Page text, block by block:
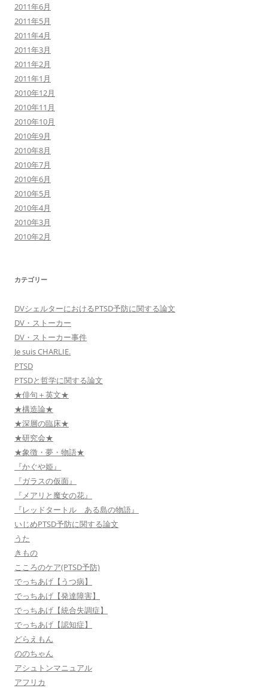
2011年6月
2011年5月
2011年4月
2011年3月
2011年2月
2011年1月
2010年12月
2010年11月
2010年10月
2010年9月
2010年8月
2010年7月
2010年6月
2010年5月
2010年4月
2010年3月
2010年2月
カテゴリー
DVシェルターにおけるPTSD予防に関する論文
DV・ストーカー
DV・ストーカー事件
Je suis CHARLIE.
PTSD
PTSDと哲学に関する論文
★俳句＋英文★
★構造論★
★深層の臨床★
★研究会★
★象徴・夢・物語★
『かぐや姫』
『ガラスの仮面』
『メアリと魔女の花』
『レッドタートル ある島の物語』
いじめPTSD予防に関する論文
うた
きもの
こころのケア(PTSD予防)
でっちあげ【うつ病】
でっちあげ【発達障害】
でっちあげ【統合失調症】
でっちあげ【認知症】
どらえもん
ののちゃん
アシュトンマニュアル
アフリカ